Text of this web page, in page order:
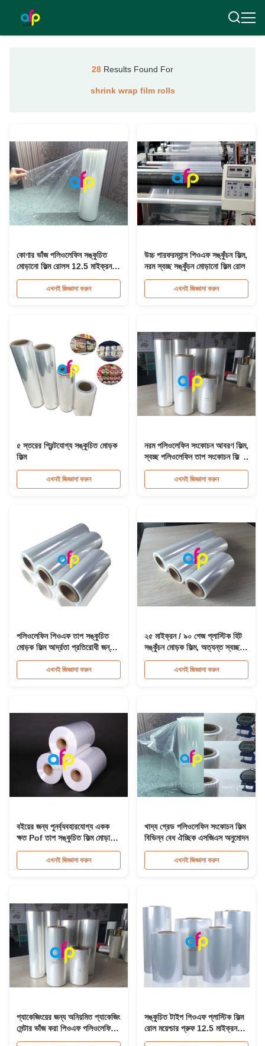
28 Results Found For
shrink wrap film rolls
কোণার ভাঁজ পলিওলেফিন সঙ্কুচিত
মোড়ানো ফিল্ম রোলস 12.5 মাইক্রন
15 মাইক্রন 22 মাইক্রন 25 মাইক্রন
এখনই জিজ্ঞাসা করুন
উচ্চ পারফরম্যান্স পিওএফ সঙ্কুঁচন ফিল্ম,
নরম স্বচ্ছ সঙ্কুঁচন মোড়ানো ফিল্ম রোল
এখনই জিজ্ঞাসা করুন
৫ স্তরের প্রিন্টযোগ্য সঙ্কুচিত মোড়ক
ফিল্ম
এখনই জিজ্ঞাসা করুন
নরম পলিওলেফিন সংকোচন আবরণ ফিল্ম,
স্বচ্ছ পলিওলেফিন তাপ সংকোচন ফিল্ম
12.5 মাইক্রন
এখনই জিজ্ঞাসা করুন
পলিওলেফিন পিওএফ তাপ সঙ্কুচিত
মোড়ক ফিল্ম আর্দ্রতা প্রতিরোধী জন্য
প্রসাধনী প্যাকেজ
এখনই জিজ্ঞাসা করুন
২৫ মাইক্রন / ৯০ গেজ প্লাস্টিক হিট
সঙ্কুঁচন মোড়ক ফিল্ম, অত্যন্ত স্বচ্ছ
সঙ্কুঁচন প্যাকেজিং ফিল্ম
এখনই জিজ্ঞাসা করুন
বইয়ের জন্য পুনর্ব্যবহারযোগ্য একক
ক্ষত Pof তাপ সঙ্কুচিত ফিল্ম মোড়ানো
রোল
এখনই জিজ্ঞাসা করুন
খাদ্য গ্রেড পলিওলেফিন সংকোচন ফিল্ম
বিভিন্ন বেধ ঐচ্ছিক এসজিএস অনুমোদন
এখনই জিজ্ঞাসা করুন
প্যাকেজিংয়ের জন্য অনিয়মিত প্যাকেজিং
সেন্টার ভাঁজ করা পিওএফ পলিওলেফিন
সংকোচন ফিল্ম রোল
সঙ্কুচিত টাইপ পিওএফ প্লাস্টিক ফিল্ম
রোল ময়েশ্চার প্রুফ 12.5 মাইক্রন
15 মাইক্রন